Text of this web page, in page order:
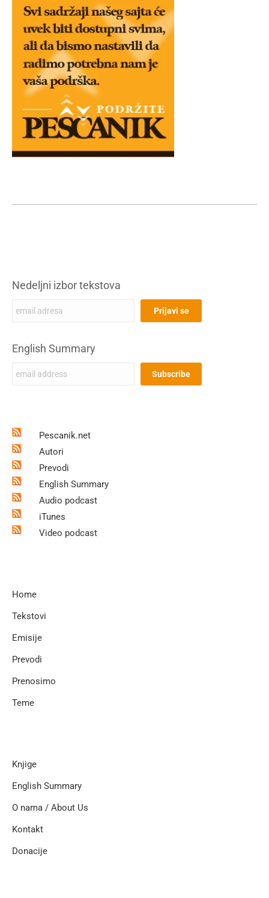
Nedeljni izbor tekstova
English Summary
Pescanik.net
Autori
Prevodi
English Summary
Audio podcast
iTunes
Video podcast
Home
Tekstovi
Emisije
Prevodi
Prenosimo
Teme
Knjige
English Summary
O nama / About Us
Kontakt
Donacije